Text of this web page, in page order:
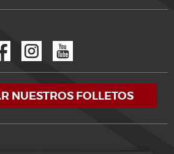
NUESTROS FOLLETOS